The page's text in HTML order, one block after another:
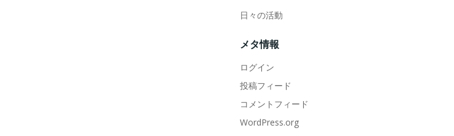
日々の活動
メタ情報
ログイン
投稿フィード
コメントフィード
WordPress.org